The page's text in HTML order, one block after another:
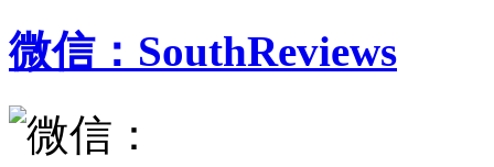
微信：SouthReviews